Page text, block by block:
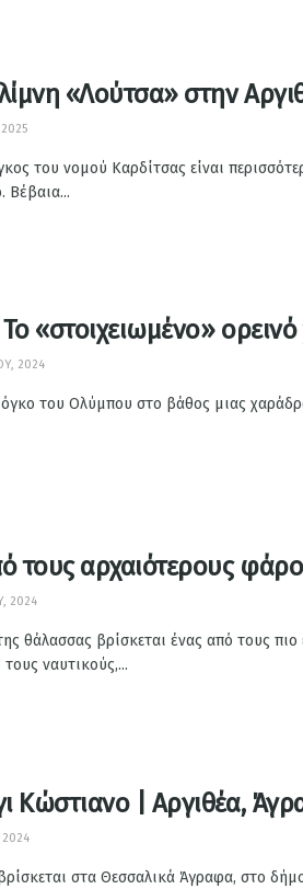
«Λούτσα» στην
του νομού Καρδίτσας είναι
Βέβαια...
«στοιχειωμένο»
2024
όγκο του Ολύμπου στο βάθος μιας
τους αρχαιότερους
2024
θάλασσας βρίσκεται ένας από τους
τους ναυτικούς,...
Κώστιανο | Αργιθέα,
2024
στα Θεσσαλικά Άγραφα, στο